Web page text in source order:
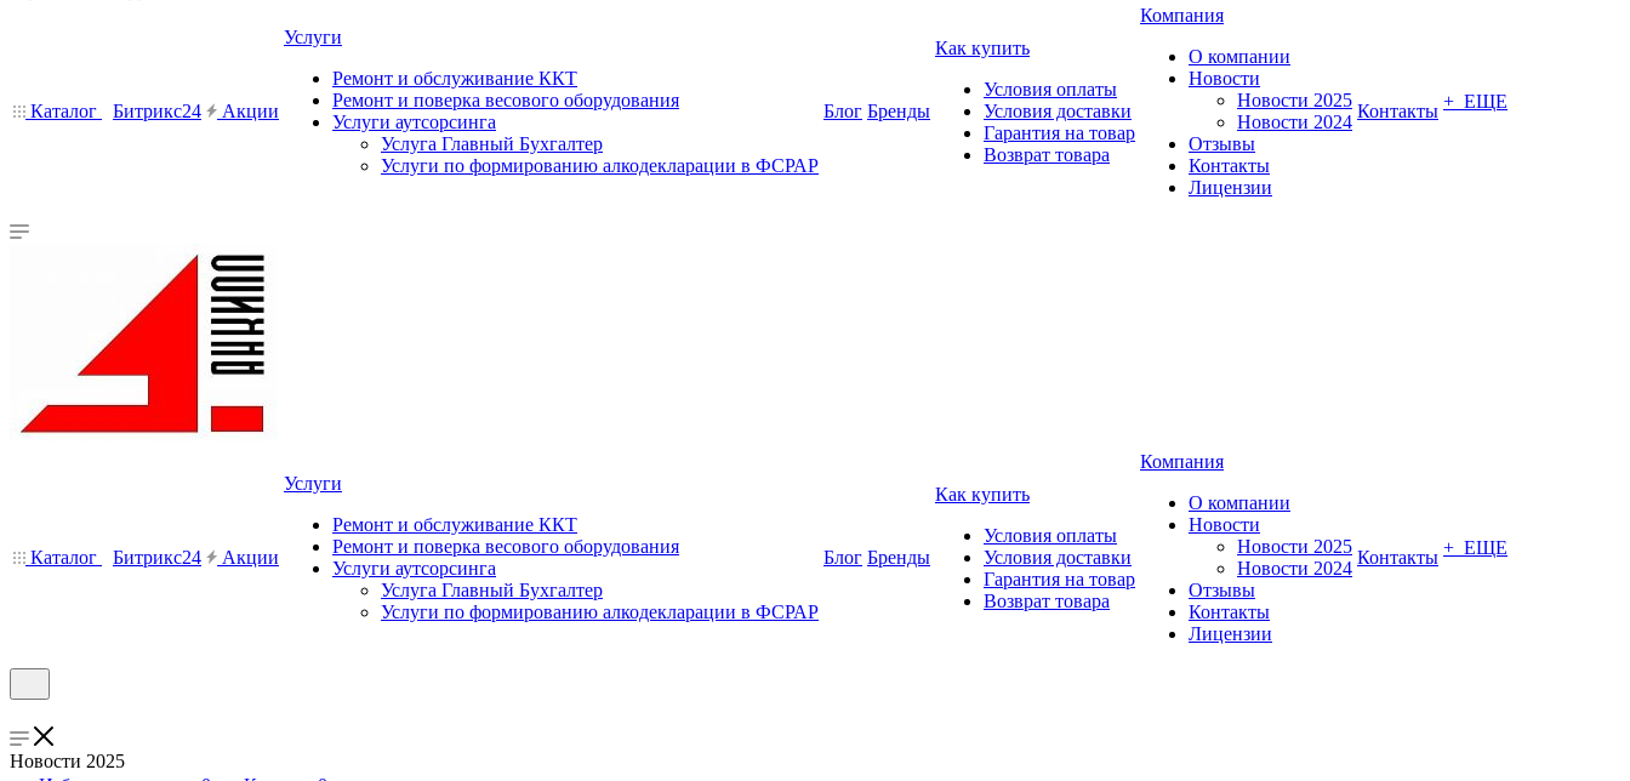
Каталог Битрикс24 Акции
Услуги
Ремонт и обслуживание ККТ
Ремонт и поверка весового оборудования
Услуги аутсорсинга
Услуга Главный Бухгалтер
Услуги по формированию алкодекларации в ФСРАР
Блог Бренды
Как купить
Условия оплаты
Условия доставки
Гарантия на товар
Возврат товара
Компания
О компании
Новости
Новости 2025
Новости 2024
Отзывы
Контакты
Лицензии
Контакты + ЕЩЕ
Каталог Битрикс24 Акции
Услуги
Ремонт и обслуживание ККТ
Ремонт и поверка весового оборудования
Услуги аутсорсинга
Услуга Главный Бухгалтер
Услуги по формированию алкодекларации в ФСРАР
Блог Бренды
Как купить
Условия оплаты
Условия доставки
Гарантия на товар
Возврат товара
Компания
О компании
Новости
Новости 2025
Новости 2024
Отзывы
Контакты
Лицензии
Контакты + ЕЩЕ
Новости 2025